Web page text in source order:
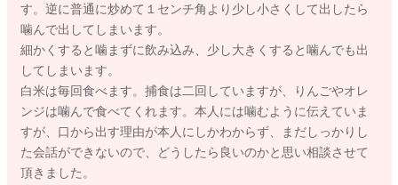
す。逆に普通に炒めて１センチ角より少し小さくして出したら
噛んで出してしまいます。
細かくすると噛まずに飲み込み、少し大きくすると噛んでも出
してしまいます。
白米は毎回食べます。捕食は二回していますが、りんごやオレ
ンジは噛んで食べてくれます。本人には噛むように伝えていま
すが、口から出す理由が本人にしかわからず、まだしっかりし
た会話ができないので、どうしたら良いのかと思い相談させて
頂きました。